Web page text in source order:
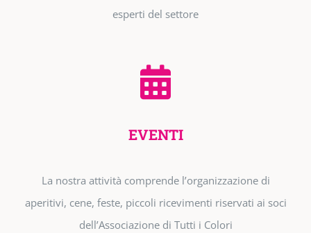
esperti del settore
EVENTI
La nostra attività comprende l’organizzazione di
aperitivi, cene, feste, piccoli ricevimenti riservati ai soci
dell’Associazione di Tutti i Colori